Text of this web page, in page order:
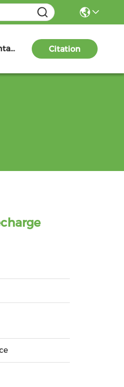
Nous Contacter Citation